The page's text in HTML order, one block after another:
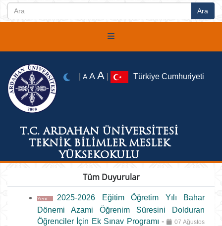
T.C. ARDAHAN ÜNİVERSİTESİ
TEKNİK BİLİMLER MESLEK
YÜKSEKOKULU
A A A Türkiye Cumhuriyeti
Tüm Duyurular
Yeni
2025-2026 Eğitim Öğretim Yılı Bahar
Dönemi Azami Öğrenim Süresini Dolduran
Öğrenciler İçin Ek Sınav Programı -
07 Ağustos